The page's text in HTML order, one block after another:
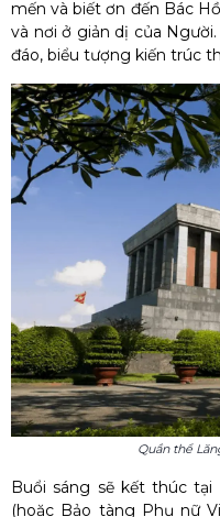
mến và biết ơn đến Bác
và nơi ở giản dị của
đáo, biểu tượng kiến trúc
Quần thể
Buổi sáng sẽ kết thúc tại
(hoặc Bảo tàng Phụ nữ